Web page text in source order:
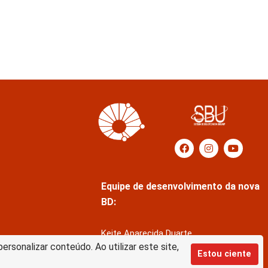
conteúdo. Ao utilizar este site,
Estou ciente
Equipe de desenvolvimento da nova
BD:
Keite Aparecida Duarte
Márcio Vinícius de Jesus Almeida
Saul Victor de Castro e Silva